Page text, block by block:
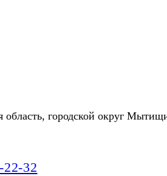
область, городской округ
32